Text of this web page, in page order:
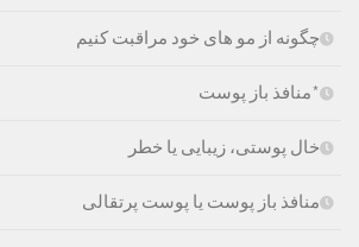
چگونه از مو های خود مراقبت کنیم
*منافذ باز پوست
خال پوستی، زیبایی یا خطر
منافذ باز پوست یا پوست پرتقالی